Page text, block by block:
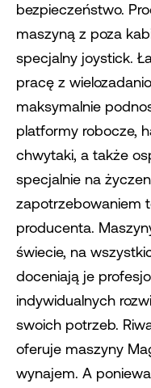
bezpieczeństwo.
maszyną z poza
specjalny joystick.
pracę z
maksymalnie
platformy robocze,
chwytaki, a także
specjalnie na
zapotrzebowaniem
producenta.
świecie, na
doceniają je
indywidualnych
swoich potrzeb.
oferuje maszyny
wynajem. A